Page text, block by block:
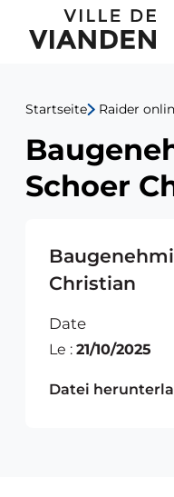
Schoer
Startseite Raider
Schoer
Christian
Date
Le : 21/10/2025
Datei